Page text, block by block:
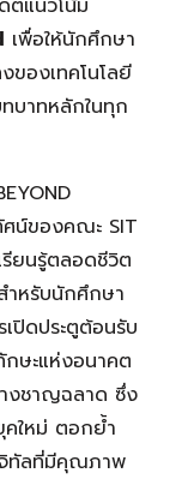
เพื่อให้นักศึกษา
ของเทคโนโลยี
บาทหลักในทุก
ศน์ของคณะ SIT
รียนรู้ตลอดชีวิต
หรับนักศึกษา
ปิดประตูต้อนรับ
ษะแห่งอนาคต
งชาญฉลาด ซึ่ง
ใหม่ ตอกย้ำ
ทัลที่มีคุณภาพ